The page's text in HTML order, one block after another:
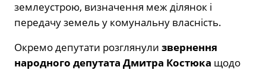
землеустрою, визначення меж ділянок і
передачу земель у комунальну власність.
Окремо депутати розглянули звернення
народного депутата Дмитра Костюка щодо